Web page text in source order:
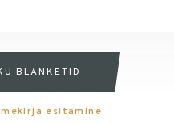
BLANKETID
esitamine